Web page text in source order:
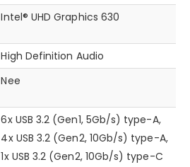
Intel® UHD Graphics 630
High Definition Audio
Nee
6x USB 3.2 (Gen1, 5Gb/s) type-A,
4x USB 3.2 (Gen2, 10Gb/s) type-A,
1x USB 3.2 (Gen2, 10Gb/s) type-C